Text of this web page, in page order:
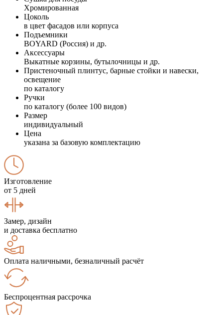
Хромированная
Цоколь
в цвет фасадов или корпуса
Подъемники
BOYARD (Россия) и др.
Аксессуары
Выкатные корзины, бутылочницы и др.
Пристеночный плинтус, барные стойки и навески,
освещение
по каталогу
Ручки
по каталогу (более 100 видов)
Размер
индивидуальный
Цена
указана за базовую комплектацию
Изготовление
от 5 дней
Замер, дизайн
и доставка бесплатно
Оплата наличными, безналичный расчёт
Беспроцентная рассрочка